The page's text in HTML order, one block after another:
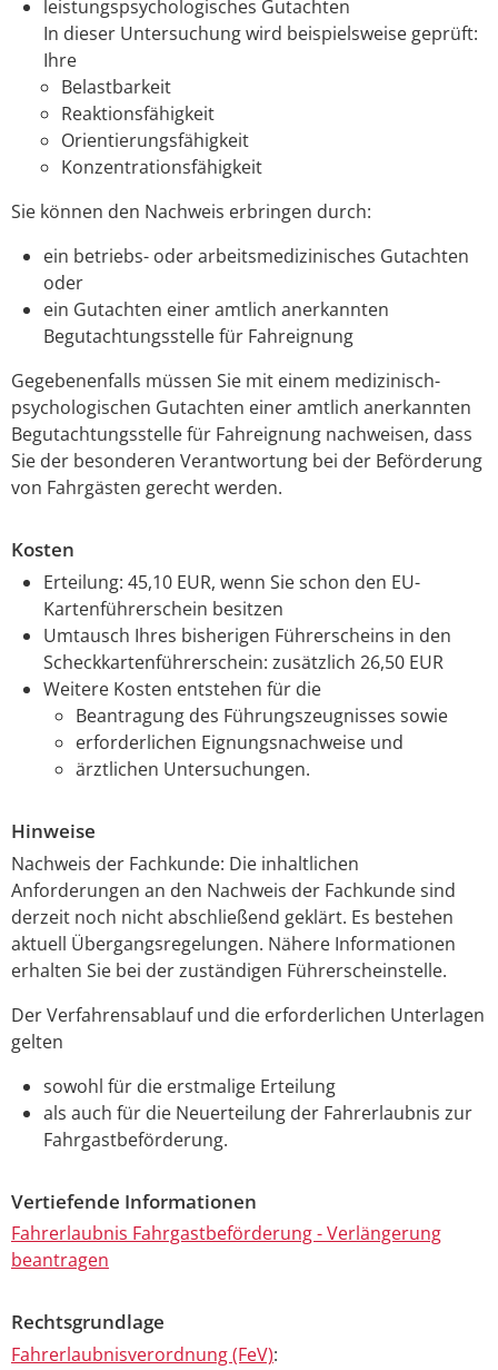
leistungspsychologisches Gutachten
In dieser Untersuchung wird beispielsweise geprüft:
Ihre
Belastbarkeit
Reaktionsfähigkeit
Orientierungsfähigkeit
Konzentrationsfähigkeit
Sie können den Nachweis erbringen durch:
ein betriebs- oder arbeitsmedizinisches Gutachten
oder
ein Gutachten einer amtlich anerkannten
Begutachtungsstelle für Fahreignung
Gegebenenfalls müssen Sie mit einem medizinisch-
psychologischen Gutachten einer amtlich anerkannten
Begutachtungsstelle für Fahreignung nachweisen, dass
Sie der besonderen Verantwortung bei der Beförderung
von Fahrgästen gerecht werden.
Kosten
Erteilung: 45,10 EUR, wenn Sie schon den EU-
Kartenführerschein besitzen
Umtausch Ihres bisherigen Führerscheins in den
Scheckkartenführerschein: zusätzlich 26,50 EUR
Weitere Kosten entstehen für die
Beantragung des Führungszeugnisses sowie
erforderlichen Eignungsnachweise und
ärztlichen Untersuchungen.
Hinweise
Nachweis der Fachkunde: Die inhaltlichen
Anforderungen an den Nachweis der Fachkunde sind
derzeit noch nicht abschließend geklärt. Es bestehen
aktuell Übergangsregelungen. Nähere Informationen
erhalten Sie bei der zuständigen Führerscheinstelle.
Der Verfahrensablauf und die erforderlichen Unterlagen
gelten
sowohl für die erstmalige Erteilung
als auch für die Neuerteilung der Fahrerlaubnis zur
Fahrgastbeförderung.
Vertiefende Informationen
Fahrerlaubnis Fahrgastbeförderung - Verlängerung
beantragen
Rechtsgrundlage
Fahrerlaubnisverordnung (FeV):